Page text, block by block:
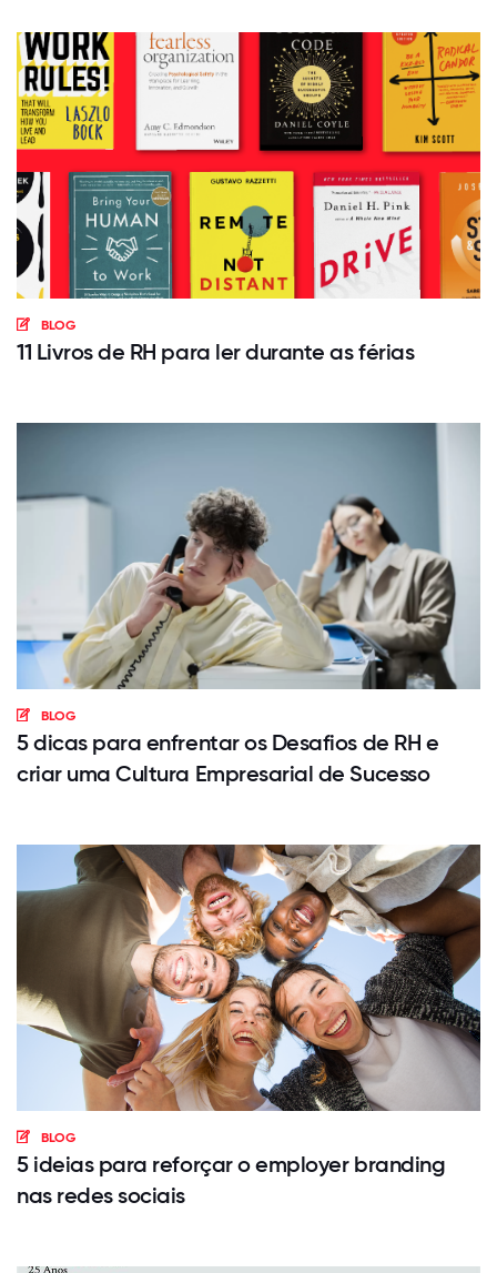
BLOG
11 Livros de RH para ler durante as férias
BLOG
5 dicas para enfrentar os Desafios de RH e
criar uma Cultura Empresarial de Sucesso
BLOG
5 ideias para reforçar o employer branding
nas redes sociais